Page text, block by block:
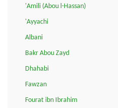
'Amili (Abou l-Hassan)
'Ayyachi
Albani
Bakr Abou Zayd
Dhahabi
Fawzan
Fourat ibn Ibrahim